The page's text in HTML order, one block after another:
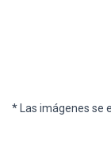
* Las imágenes se